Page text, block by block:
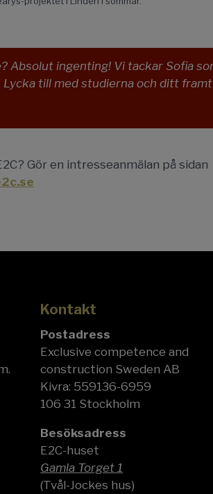
Absolut ingenting! Vi tackar Sofia
till med studierna och ditt
Gör en intresseanmälan på sidan
Kontakt
Postadress
Exclusive competence and
construction Sweden AB
Kivra: 559136-6959
106 31 Stockholm
Besöksadress
E2C-huset
Gamla Torget 1
(Tvål-Jockes hus)